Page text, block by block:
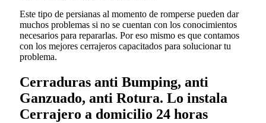
Este tipo de persianas al momento de romperse pueden dar
muchos problemas si no se cuentan con los conocimientos
necesarios para repararlas. Por eso mismo es que contamos
con los mejores cerrajeros capacitados para solucionar tu
problema.
Cerraduras anti Bumping, anti
Ganzuado, anti Rotura. Lo instala
Cerrajero a domicilio 24 horas